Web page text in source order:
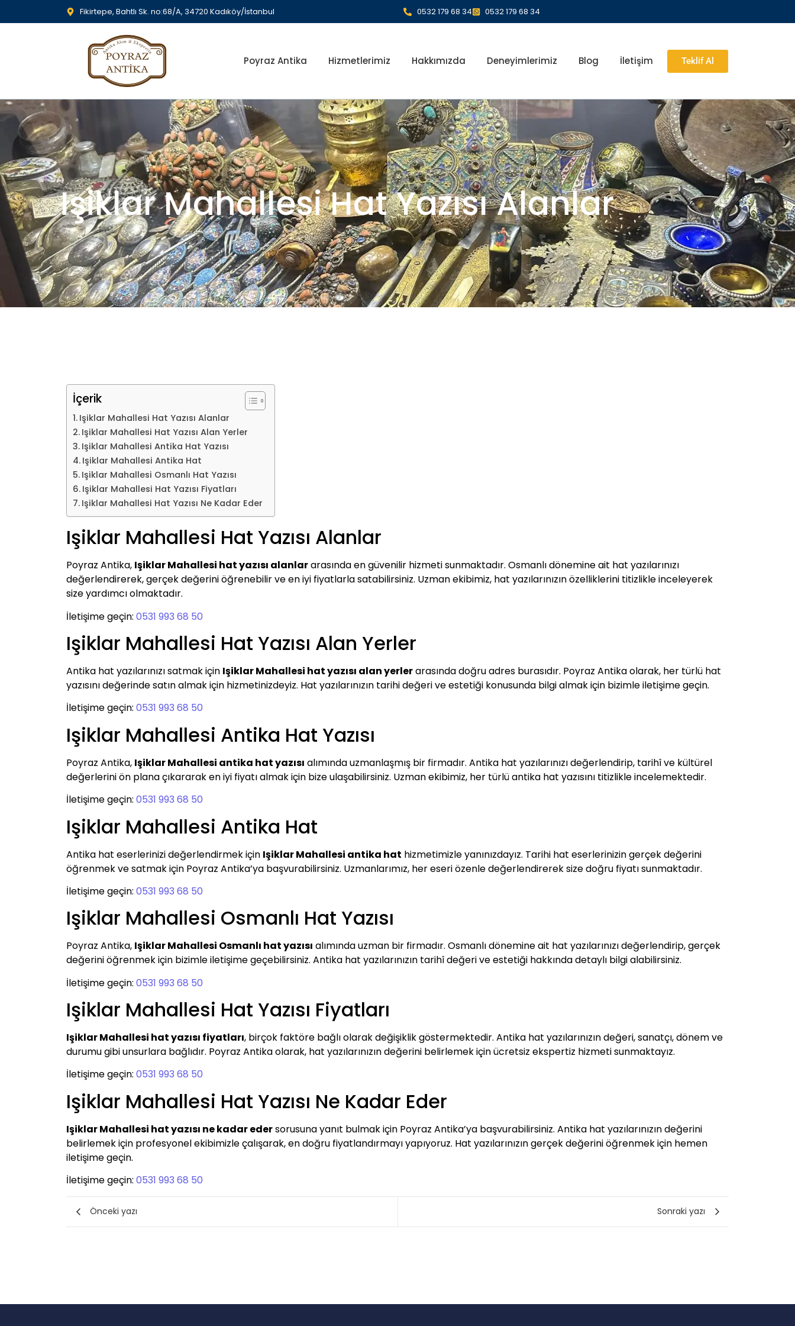
Fikirtepe, Bahtlı Sk. no:68/A, 34720 Kadıköy/İstanbul 0532 179 68 34 0532 179 68 34
Poyraz Antika Hizmetlerimiz Hakkımızda Deneyimlerimiz Blog İletişim Teklif Al
Işiklar Mahallesi Hat Yazısı Alanlar
İçerik
Işiklar Mahallesi Hat Yazısı Alanlar
Işiklar Mahallesi Hat Yazısı Alan Yerler
Işiklar Mahallesi Antika Hat Yazısı
Işiklar Mahallesi Antika Hat
Işiklar Mahallesi Osmanlı Hat Yazısı
Işiklar Mahallesi Hat Yazısı Fiyatları
Işiklar Mahallesi Hat Yazısı Ne Kadar Eder
Işiklar Mahallesi Hat Yazısı Alanlar
Poyraz Antika, Işiklar Mahallesi hat yazısı alanlararasında en güvenilir hizmeti sunmaktadır. Osmanlı dönemine ait hat yazılarınızı
değerlendirerek, gerçek değerini öğrenebilir ve en iyi fiyatlarla satabilirsiniz. Uzman ekibimiz, hat yazılarınızın özelliklerini titizlikle inceleyerek
size yardımcı olmaktadır.
İletişime geçin: 0531 993 68 50
Işiklar Mahallesi Hat Yazısı Alan Yerler
Antika hat yazılarınızı satmak için Işiklar Mahallesi hat yazısı alan yerlerarasında doğru adres burasıdır. Poyraz Antika olarak, her türlü hat
yazısını değerinde satın almak için hizmetinizdeyiz. Hat yazılarınızın tarihi değeri ve estetiği konusunda bilgi almak için bizimle iletişime geçin.
İletişime geçin: 0531 993 68 50
Işiklar Mahallesi Antika Hat Yazısı
Poyraz Antika, Işiklar Mahallesi antika hat yazısı alımında uzmanlaşmış bir firmadır. Antika hat yazılarınızı değerlendirip, tarihî ve kültürel
değerlerini ön plana çıkararak en iyi fiyatı almak için bize ulaşabilirsiniz. Uzman ekibimiz, her türlü antika hat yazısını titizlikle incelemektedir.
İletişime geçin: 0531 993 68 50
Işiklar Mahallesi Antika Hat
Antika hat eserlerinizi değerlendirmek için Işiklar Mahallesi antika hat hizmetimizle yanınızdayız. Tarihi hat eserlerinizin gerçek değerini
öğrenmek ve satmak için Poyraz Antika’ya başvurabilirsiniz. Uzmanlarımız, her eseri özenle değerlendirerek size doğru fiyatı sunmaktadır.
İletişime geçin: 0531 993 68 50
Işiklar Mahallesi Osmanlı Hat Yazısı
Poyraz Antika, Işiklar Mahallesi Osmanlı hat yazısı alımında uzman bir firmadır. Osmanlı dönemine ait hat yazılarınızı değerlendirip, gerçek
değerini öğrenmek için bizimle iletişime geçebilirsiniz. Antika hat yazılarınızın tarihî değeri ve estetiği hakkında detaylı bilgi alabilirsiniz.
İletişime geçin: 0531 993 68 50
Işiklar Mahallesi Hat Yazısı Fiyatları
Işiklar Mahallesi hat yazısı fiyatları, birçok faktöre bağlı olarak değişiklik göstermektedir. Antika hat yazılarınızın değeri, sanatçı, dönem ve
durumu gibi unsurlara bağlıdır. Poyraz Antika olarak, hat yazılarınızın değerini belirlemek için ücretsiz ekspertiz hizmeti sunmaktayız.
İletişime geçin: 0531 993 68 50
Işiklar Mahallesi Hat Yazısı Ne Kadar Eder
Işiklar Mahallesi hat yazısı ne kadar edersorusuna yanıt bulmak için Poyraz Antika’ya başvurabilirsiniz. Antika hat yazılarınızın değerini
belirlemek için profesyonel ekibimizle çalışarak, en doğru fiyatlandırmayı yapıyoruz. Hat yazılarınızın gerçek değerini öğrenmek için hemen
iletişime geçin.
İletişime geçin: 0531 993 68 50
Önceki yazı Sonraki yazı